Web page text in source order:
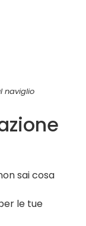
naviglio
sai cosa
le tue